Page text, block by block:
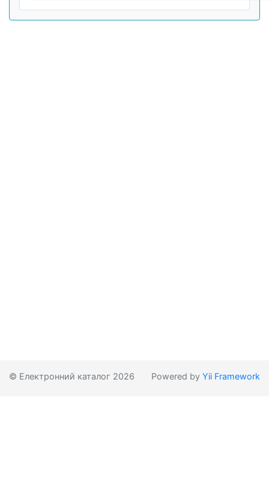
© Електронний каталог 2026 Powered by Yii Framework